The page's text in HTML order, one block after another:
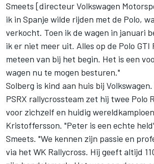
Smeets [directeur Volkswagen
ik in Spanje wilde rijden met de Polo,
verkocht. Toen ik de wagen in januari
ik er niet meer uit. Alles op de Polo GTI
meteen van bij het begin. Het is een
wagen nu te mogen besturen."
Solberg is kind aan huis bij
PSRX rallycrossteam zet hij twee Polo
voor zichzelf en huidig
Kristoffersson. "Peter is een echte
Smeets. "We kennen zijn passie en
via het WK Rallycross. Hij geeft altijd